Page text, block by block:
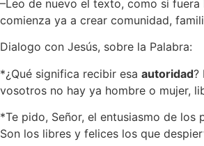
–Leo de nuevo el texto, como si fuera
comienza ya a crear comunidad,
Dialogo con Jesús, sobre la Palabra:
*¿Qué significa recibir esa autoridad?
vosotros no hay ya hombre o mujer,
*Te pido, Señor, el entusiasmo de
Son los libres y felices los que